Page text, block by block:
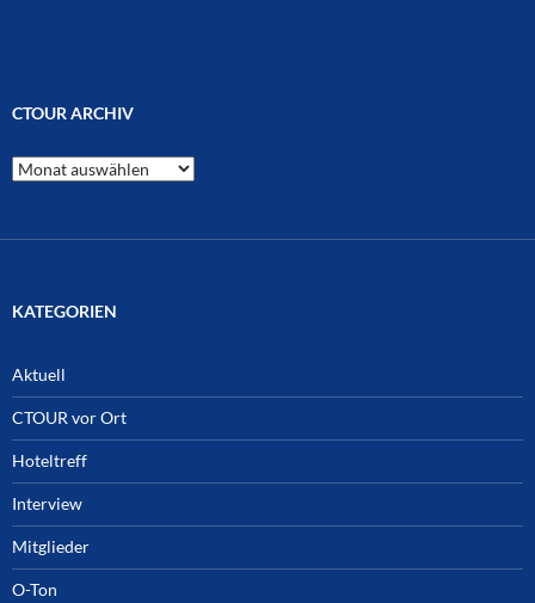
CTOUR ARCHIV
CTOUR
Archiv
KATEGORIEN
Aktuell
CTOUR vor Ort
Hoteltreff
Interview
Mitglieder
O-Ton